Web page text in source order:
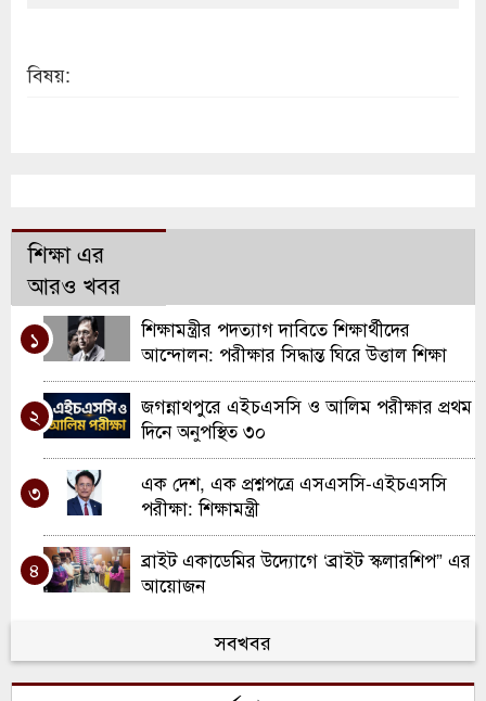
বিষয়:
শিক্ষা এর
আরও খবর
১
শিক্ষামন্ত্রীর পদত্যাগ দাবিতে শিক্ষার্থীদের
আন্দোলন: পরীক্ষার সিদ্ধান্ত ঘিরে উত্তাল শিক্ষা
অঙ্গন
২
জগন্নাথপুরে এইচএসসি ও আলিম পরীক্ষার প্রথম
দিনে অনুপস্থিত ৩০
৩
এক দেশ, এক প্রশ্নপত্রে এসএসসি-এইচএসসি
পরীক্ষা: শিক্ষামন্ত্রী
৪
ব্রাইট একাডেমির উদ্যোগে ‘ব্রাইট স্কলারশিপ” এর
আয়োজন
কুলাউড়ায় জয়পাশা সরকারি প্রাঃ বিঃ বিশ্ব শিক্ষক
দিবসে গুণীজন সংবর্ধিত
সবখবর